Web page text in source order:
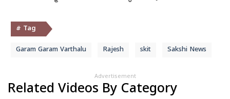
# Tag
Garam Garam Varthalu Rajesh skit Sakshi News
Advertisement
Related Videos By Category